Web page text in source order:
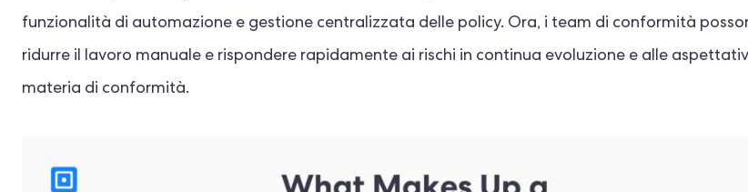
funzionalità di automazione e gestione centralizzata delle policy. Ora, i team di conformità
ridurre il lavoro manuale e rispondere rapidamente ai rischi in continua evoluzione e alle
materia di conformità.